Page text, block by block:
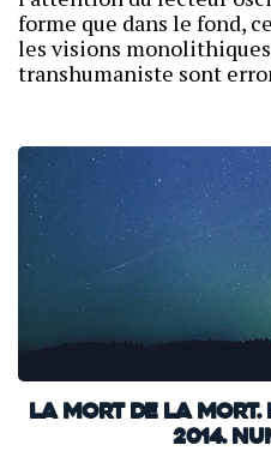
forme que dans le fond,
les visions
transhumaniste sont
La mort de la mort.
2014.